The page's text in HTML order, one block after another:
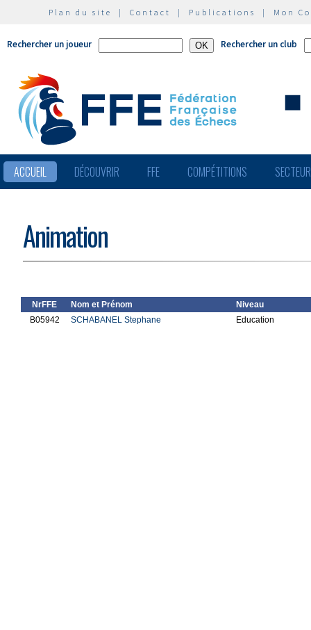
Plan du site | Contact | Publications | Mon
Rechercher un joueur Rechercher un club
ACCUEIL DÉCOUVRIR FFE COMPÉTITIONS
Animation
NrFFE Nom et Prénom
Niveau
B05942
SCHABANEL Stephane Education